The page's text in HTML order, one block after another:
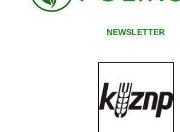
NEWSLETTER